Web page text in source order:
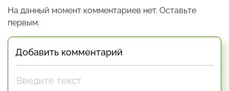
На данный момент комментариев нет. Оставьте
первым.
Добавить комментарий